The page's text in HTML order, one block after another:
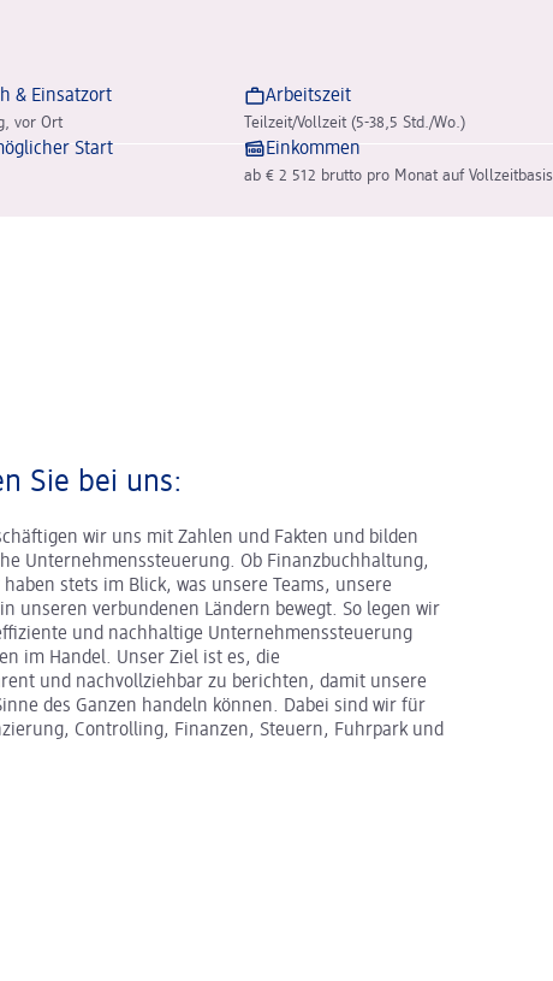
& Einsatzort
vor Ort
Arbeitszeit
Teilzeit/Vollzeit (5-38,5 Std./Wo.)
Start Einkommen
ab € 2 512 brutto pro Monat auf Vollzeitbasis
Sie bei uns:
wir uns mit Zahlen und Fakten und bilden
Unternehmenssteuerung. Ob Finanzbuchhaltung,
stets im Blick, was unsere Teams, unsere
unseren verbundenen Ländern bewegt. So legen wir
und nachhaltige Unternehmenssteuerung
im Handel. Unser Ziel ist es, die
und nachvollziehbar zu berichten, damit unsere
des Ganzen handeln können. Dabei sind wir für
Controlling, Finanzen, Steuern, Fuhrpark und